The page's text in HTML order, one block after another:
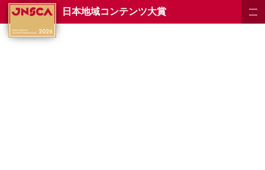
日本地域コンテンツ大賞